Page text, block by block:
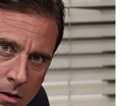
എന്നും
tmc